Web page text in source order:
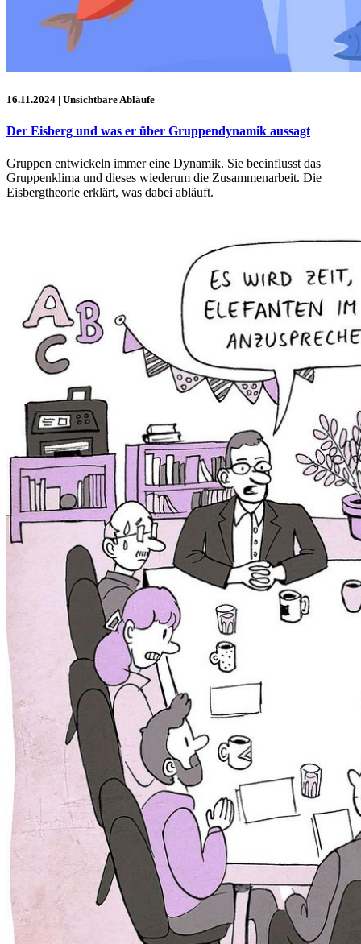
16.11.2024 | Unsichtbare Abläufe
Der Eisberg und was er über Gruppendynamik aussagt
Gruppen entwickeln immer eine Dynamik. Sie beeinflusst das
Gruppenklima und dieses wiederum die Zusammenarbeit. Die
Eisbergtheorie erklärt, was dabei abläuft.